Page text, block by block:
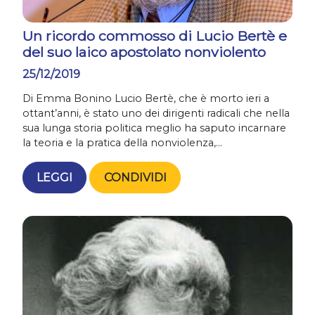
Un ricordo commosso di Lucio Bertè e
del suo laico apostolato nonviolento
25/12/2019
Di Emma Bonino Lucio Bertè, che è morto ieri a
ottant’anni, è stato uno dei dirigenti radicali che nella
sua lunga storia politica meglio ha saputo incarnare
la teoria e la pratica della nonviolenza,...
LEGGI CONDIVIDI